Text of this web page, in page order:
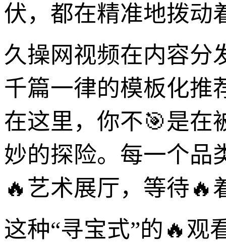
伏，都在精准地拨动
久操网视频在内容分
千篇一律的模板化推
在这里，你不🎯是在
妙的探险。每一个品
🔥艺术展厅，等待🔥
这种“寻宝式”的🔥观